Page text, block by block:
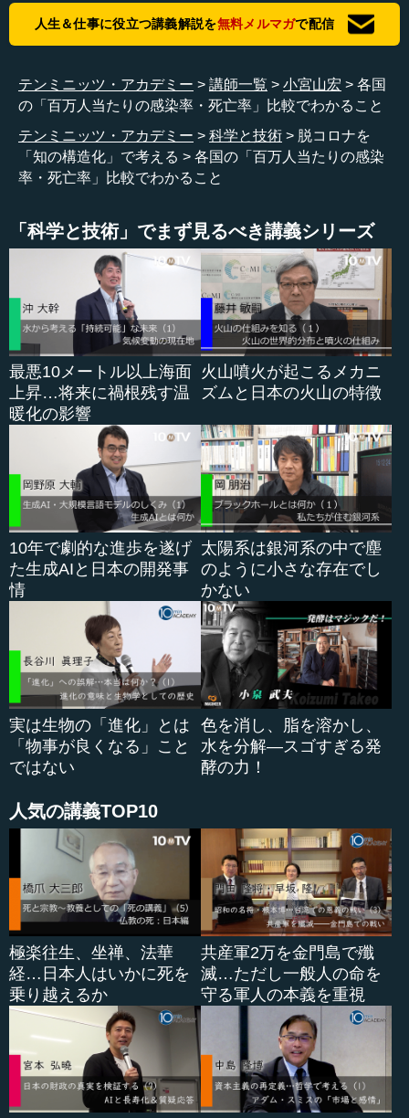
それでは、ニューヨークと並んで一番ひどい状況にある
と、1ヶ月くらい前に新規の感染者が激しく増え、途中で明
らかに医療破綻を起こしました。しかしまだ、新規の感染
ちましたが、イタリアではまだ終息していないということ
が分かります。
●感染者数だけでなく、人口に対する割合を見る必要
がある
小宮山 その下のグラフは、アイスランドのデータです。
小さな島国ですが、ここでも激しく感染者が出ています。
実はアイスランドは、世界で一番感染率が高い部類に属し
ている国です。しかし、グラフを見ると、新規の感染者の
発生はほとんどなくなっているので、終息に向かいつつあ
ることが分かります。
ただしこれは、人数そのものの数字なので、国の大きさ
によって感染率は異なります。アイスランドは人口が30万
人ほ...
人生＆仕事に役立つ講義解説を無料メルマガで配信
テンミニッツ・アカデミー 講師一覧 小宮山宏
各国
の「百万人当たりの感染率・死亡率」比較でわかること
テンミニッツ・アカデミー
科学と技術
脱コロナを
「知の構造化」で考える
各国の「百万人当たりの感染
率・死亡率」比較でわかること
「科学と技術」でまず見るべき講義シリーズ
最悪10メートル以上海面
上昇…将来に禍根残す温
暖化の影響
火山噴火が起こるメカニ
ズムと日本の火山の特徴
10年で劇的な進歩を遂げ
た生成AIと日本の開発事
情
太陽系は銀河系の中で塵
のように小さな存在でし
かない
実は生物の「進化」とは
「物事が良くなる」こと
ではない
色を消し、脂を溶かし、
水を分解―スゴすぎる発
酵の力！
人気の講義TOP10
極楽往生、坐禅、法華
経…日本人はいかに死を
乗り越えるか
共産軍2万を金門島で殲
滅…ただし一般人の命を
守る軍人の本義を重視